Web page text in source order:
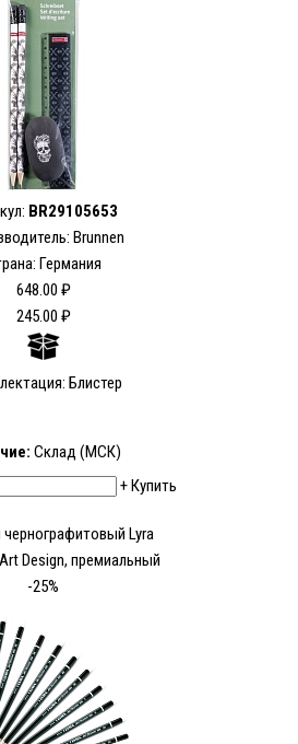
BR29105653
Brunnen
Германия
648.00 ₽
245.00 ₽
Блистер
Склад (МСК)
+Купить
Lyra
Design, премиальный
-25%